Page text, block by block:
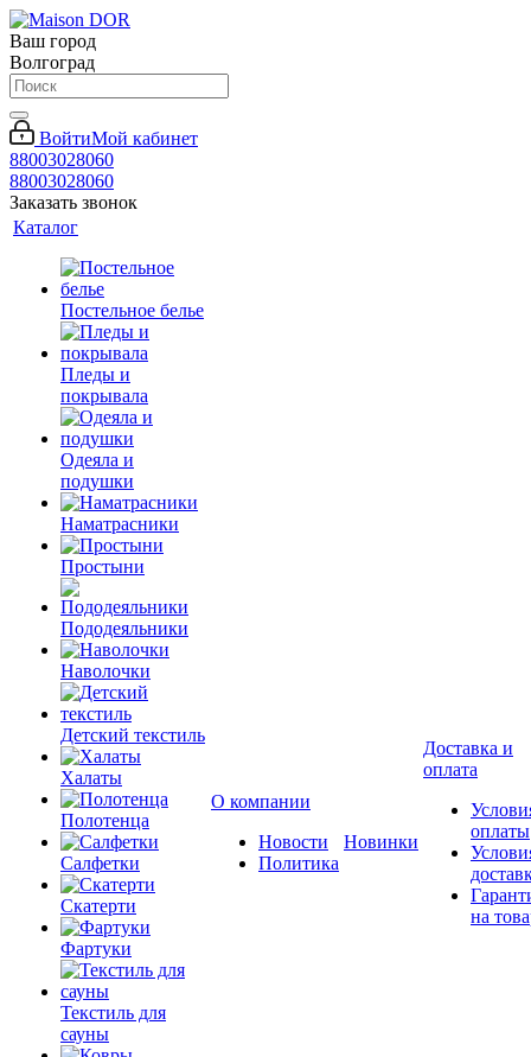
Ваш город
Волгоград
ВойтиМой кабинет
88003028060
88003028060
Заказать звонок
Каталог
Постельное белье
Пледы и
покрывала
Одеяла и
подушки
Наматрасники
Простыни
Пододеяльники
Наволочки
Детский текстиль
Халаты
Полотенца
Салфетки
Скатерти
Фартуки
Текстиль для
сауны
О компании
Новости
Политика
Новинки
Доставка и
оплата
оплаты
на